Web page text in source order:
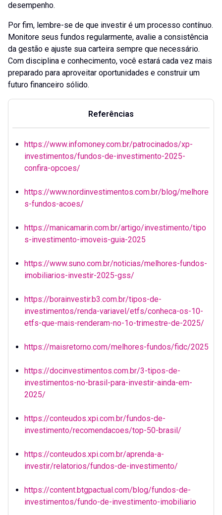
desempenho.
Por fim, lembre-se de que investir é um processo contínuo.
Monitore seus fundos regularmente, avalie a consistência
da gestão e ajuste sua carteira sempre que necessário.
Com disciplina e conhecimento, você estará cada vez mais
preparado para aproveitar oportunidades e construir um
futuro financeiro sólido.
Referências
https://www.infomoney.com.br/patrocinados/xp-
investimentos/fundos-de-investimento-2025-
confira-opcoes/
https://www.nordinvestimentos.com.br/blog/melhore
s-fundos-acoes/
https://manicamarin.com.br/artigo/investimento/tipo
s-investimento-imoveis-guia-2025
https://www.suno.com.br/noticias/melhores-fundos-
imobiliarios-investir-2025-gss/
https://borainvestir.b3.com.br/tipos-de-
investimentos/renda-variavel/etfs/conheca-os-10-
etfs-que-mais-renderam-no-1o-trimestre-de-2025/
https://maisretorno.com/melhores-fundos/fidc/2025
https://docinvestimentos.com.br/3-tipos-de-
investimentos-no-brasil-para-investir-ainda-em-
2025/
https://conteudos.xpi.com.br/fundos-de-
investimento/recomendacoes/top-50-brasil/
https://conteudos.xpi.com.br/aprenda-a-
investir/relatorios/fundos-de-investimento/
https://content.btgpactual.com/blog/fundos-de-
investimentos/fundo-de-investimento-imobiliario